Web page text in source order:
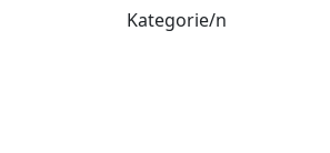
Kategorie/n